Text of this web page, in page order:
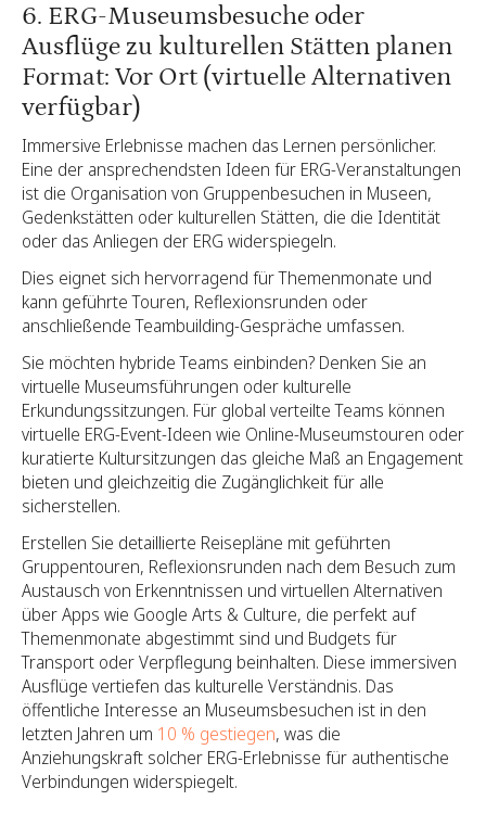
6. ERG-Museumsbesuche oder
Ausflüge zu kulturellen Stätten planen
Format: Vor Ort (virtuelle Alternativen
verfügbar)
Immersive Erlebnisse machen das Lernen persönlicher.
Eine der ansprechendsten Ideen für ERG-Veranstaltungen
ist die Organisation von Gruppenbesuchen in Museen,
Gedenkstätten oder kulturellen Stätten, die die Identität
oder das Anliegen der ERG widerspiegeln.
Dies eignet sich hervorragend für Themenmonate und
kann geführte Touren, Reflexionsrunden oder
anschließende Teambuilding-Gespräche umfassen.
Sie möchten hybride Teams einbinden? Denken Sie an
virtuelle Museumsführungen oder kulturelle
Erkundungssitzungen. Für global verteilte Teams können
virtuelle ERG-Event-Ideen wie Online-Museumstouren oder
kuratierte Kultursitzungen das gleiche Maß an Engagement
bieten und gleichzeitig die Zugänglichkeit für alle
sicherstellen.
Erstellen Sie detaillierte Reisepläne mit geführten
Gruppentouren, Reflexionsrunden nach dem Besuch zum
Austausch von Erkenntnissen und virtuellen Alternativen
über Apps wie Google Arts & Culture, die perfekt auf
Themenmonate abgestimmt sind und Budgets für
Transport oder Verpflegung beinhalten. Diese immersiven
Ausflüge vertiefen das kulturelle Verständnis. Das
öffentliche Interesse an Museumsbesuchen ist in den
letzten Jahren um 10 % gestiegen, was die
Anziehungskraft solcher ERG-Erlebnisse für authentische
Verbindungen widerspiegelt.